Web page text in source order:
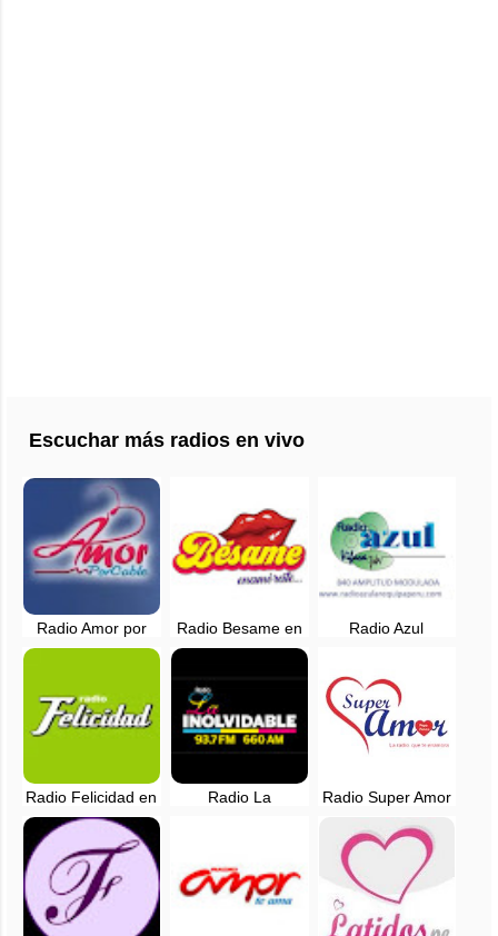
Escuchar más radios en vivo
Radio Amor por
Cable en vivo -
Radio Besame en
vivo - Lima, Perú
Radio Azul
Radio Felicidad en
vivo - 88.9 FM -
Lima, Perú
Radio La
Radio Super Amor
en vivo - Lima,
Perú